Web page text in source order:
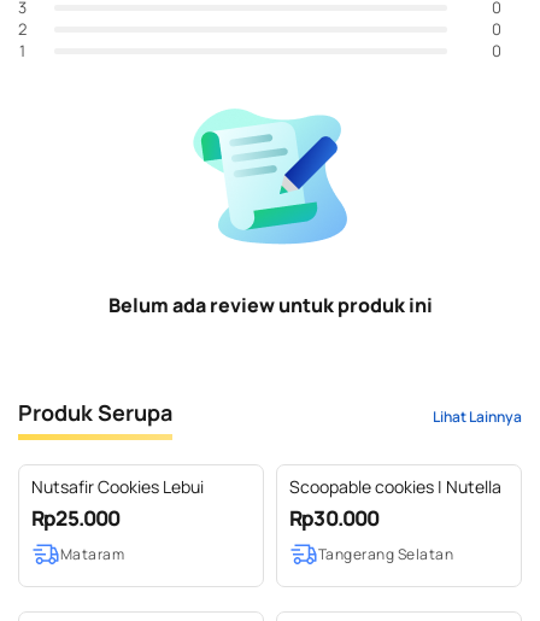
3
0
2
0
1
0
Belum ada review untuk produk ini
Produk Serupa Lihat Lainnya
Nutsafir Cookies Lebui
Rp25.000
Mataram
Scoopable cookies | Nutella
Rp30.000
Tangerang Selatan